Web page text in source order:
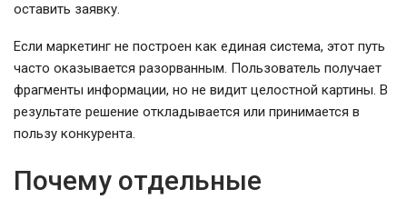
оставить заявку.
Если маркетинг не построен как единая система, этот путь
часто оказывается разорванным. Пользователь получает
фрагменты информации, но не видит целостной картины. В
результате решение откладывается или принимается в
пользу конкурента.
Почему отдельные